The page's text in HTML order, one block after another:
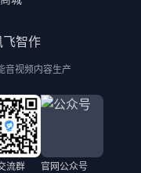
音视频内容生产
流群 官网公众号